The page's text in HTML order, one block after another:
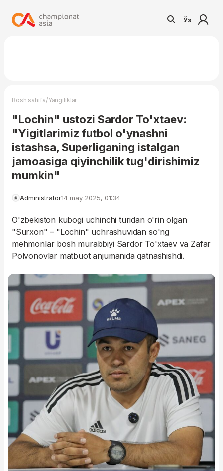
Ўз
Bosh sahifa/Yangiliklar
"Lochin" ustozi Sardor To'xtaev:
"Yigitlarimiz futbol o'ynashni
istashsa, Superliganing istalgan
jamoasiga qiyinchilik tug'dirishimiz
mumkin"
Administrator14 may 2025, 01:34
O'zbekiston kubogi uchinchi turidan o'rin olgan
"Surxon" – "Lochin" uchrashuvidan so'ng
mehmonlar bosh murabbiyi Sardor To'xtaev va Zafar
Polvonovlar matbuot anjumanida qatnashishdi.